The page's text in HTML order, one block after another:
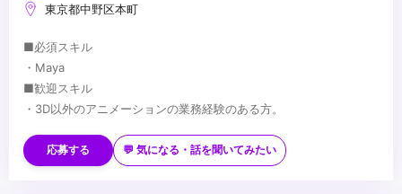
東京都中野区本町
■必須スキル
・Maya
■歓迎スキル
・3D以外のアニメーションの業務経験のある方。
・モデリング、リギング、ライティング、ツール開発と言ったアニ
メーション以外の工程の知識がある方
...
応募する 💬 気になる・話を聞いてみたい